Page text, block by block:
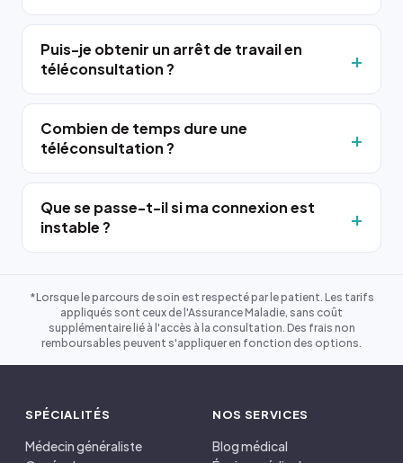
Puis-je obtenir un arrêt de travail en
téléconsultation ?
Combien de temps dure une
téléconsultation ?
Que se passe-t-il si ma connexion est
instable ?
*Lorsque le parcours de soin est respecté par le patient. Les tarifs
appliqués sont ceux de l'Assurance Maladie, sans coût
supplémentaire lié à l'accès à la consultation. Des frais non
remboursables peuvent s'appliquer en fonction des options.
SPÉCIALITÉS
Médecin généraliste
NOS SERVICES
Blog médical